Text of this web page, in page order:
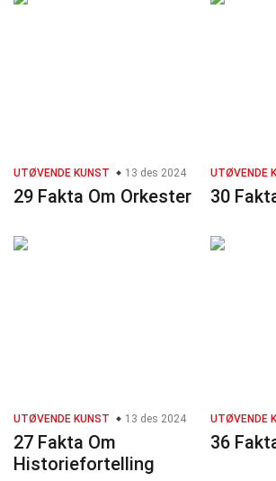
UTØVENDE KUNST 13 des 2024
29 Fakta Om Orkester
UTØVENDE
30
UTØVENDE KUNST 13 des 2024
27 Fakta Om
Historiefortelling
UTØVENDE
36